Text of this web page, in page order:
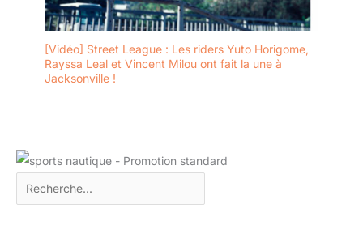
[Vidéo] Street League : Les riders Yuto Horigome,
Rayssa Leal et Vincent Milou ont fait la une à
Jacksonville !